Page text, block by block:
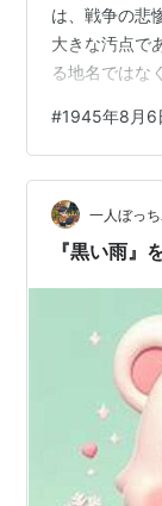
は、戦争の悲
大きな汚点で
る地名ではな
マ。
ン )
広島原爆の歴
雨」をはじめ
かさを考え、
#1945年8月6
一人ぼっ
『黒い雨』